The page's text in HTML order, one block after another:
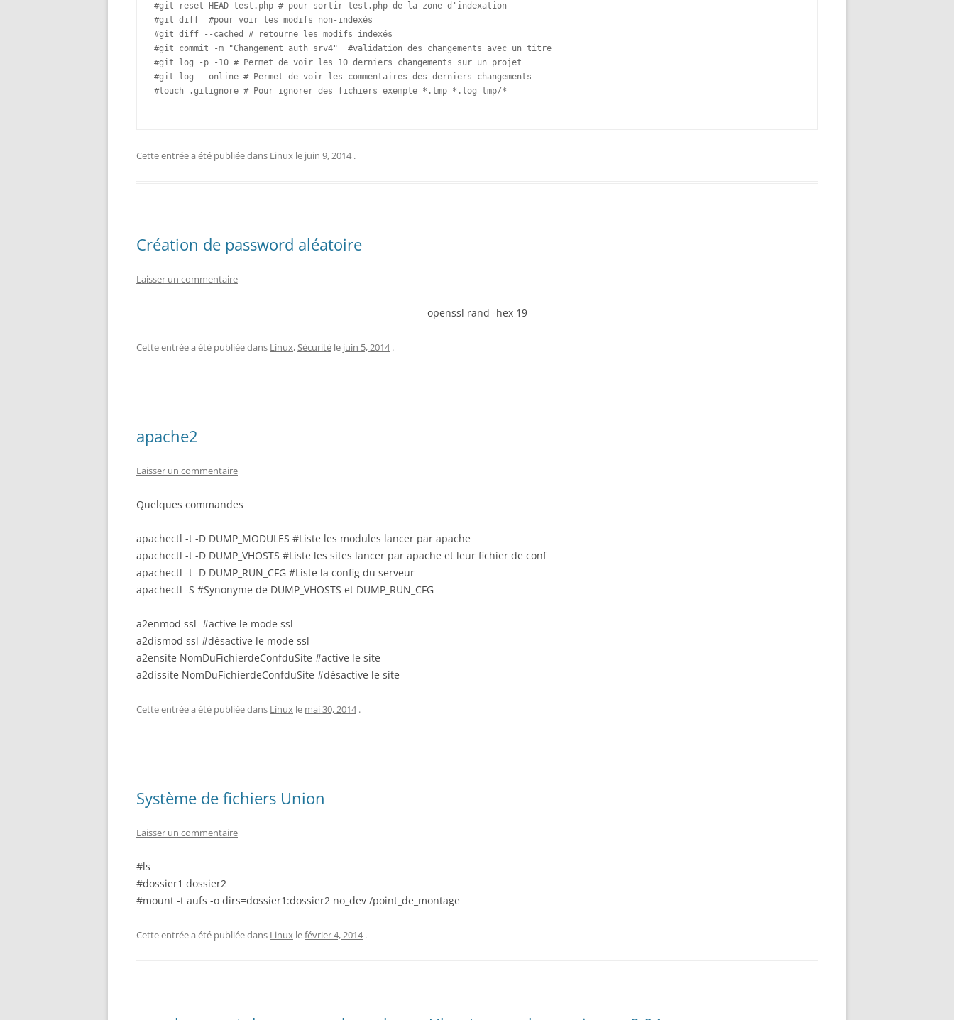
#git reset HEAD test.php # pour sortir test.php de la zone d'indexation
#git diff  #pour voir les modifs non-indexés
#git diff --cached # retourne les modifs indexés
#git commit -m "Changement auth srv4"  #validation des changements avec un titre
#git log -p -10 # Permet de voir les 10 derniers changements sur un projet
#git log --online # Permet de voir les commentaires des derniers changements
#touch .gitignore # Pour ignorer des fichiers exemple *.tmp *.log tmp/*
Cette entrée a été publiée dans Linux le juin 9, 2014 .
Création de password aléatoire
Laisser un commentaire
openssl rand -hex 19
Cette entrée a été publiée dans Linux,Sécurité le juin 5, 2014 .
apache2
Laisser un commentaire
Quelques commandes
apachectl -t -D DUMP_MODULES #Liste les modules lancer par apache
apachectl -t -D DUMP_VHOSTS #Liste les sites lancer par apache et leur fichier de conf
apachectl -t -D DUMP_RUN_CFG #Liste la config du serveur
apachectl -S #Synonyme de DUMP_VHOSTS et DUMP_RUN_CFG
a2enmod ssl #active le mode ssl
a2dismod ssl #désactive le mode ssl
a2ensite NomDuFichierdeConfduSite #active le site
a2dissite NomDuFichierdeConfduSite #désactive le site
Cette entrée a été publiée dans Linux le mai 30, 2014 .
Système de fichiers Union
Laisser un commentaire
#ls
#dossier1 dossier2
#mount -t aufs -o dirs=dossier1:dossier2 no_dev /point_de_montage
Cette entrée a été publiée dans Linux lefévrier 4, 2014 .